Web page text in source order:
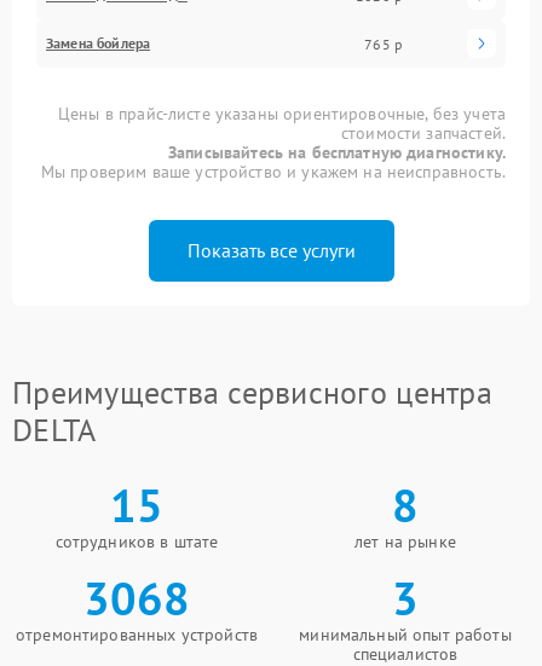
Замена бойлера 765 р
Цены в прайс-листе указаны ориентировочные, без учета
стоимости запчастей.
Записывайтесь на бесплатную диагностику.
Мы проверим ваше устройство и укажем на неисправность.
Показать все услуги
Преимущества сервисного центра
DELTA
15
сотрудников в штате
8
лет на рынке
3068
отремонтированных устройств
3
минимальный опыт работы
специалистов